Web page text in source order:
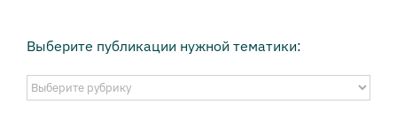
Выберите публикации нужной тематики:
Выберите
публикации